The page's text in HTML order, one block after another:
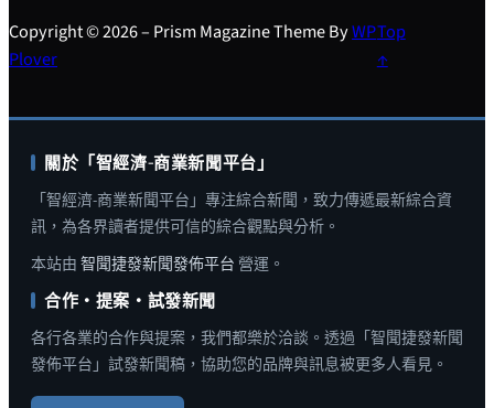
Copyright © 2026 – Prism Magazine Theme ByWP
Plover
Top
↑
關於「智經濟-商業新聞平台」
「智經濟-商業新聞平台」專注綜合新聞，致力傳遞最新綜合資
訊，為各界讀者提供可信的綜合觀點與分析。
本站由 智聞捷發新聞發佈平台 營運。
合作・提案・試發新聞
各行各業的合作與提案，我們都樂於洽談。透過「智聞捷發新聞
發佈平台」試發新聞稿，協助您的品牌與訊息被更多人看見。